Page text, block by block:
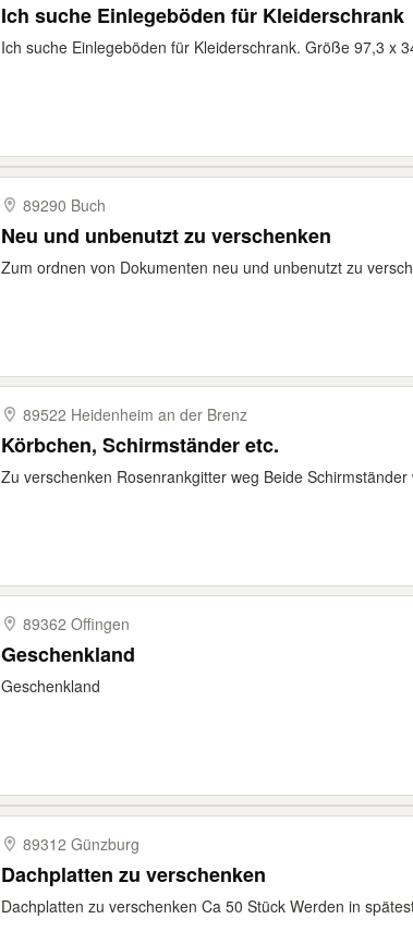
Ich suche Einlegeböden für Kleiderschrank
Ich suche Einlegeböden für Kleiderschrank. Größe 97,3 x
89290 Buch
Neu und unbenutzt zu verschenken
Zum ordnen von Dokumenten neu und unbenutzt zu
89522 Heidenheim an der Brenz
Körbchen, Schirmständer etc.
Zu verschenken Rosenrankgitter weg Beide
89362 Offingen
Geschenkland
Geschenkland
89312 Günzburg
Dachplatten zu verschenken
Dachplatten zu verschenken Ca 50 Stück Werden in